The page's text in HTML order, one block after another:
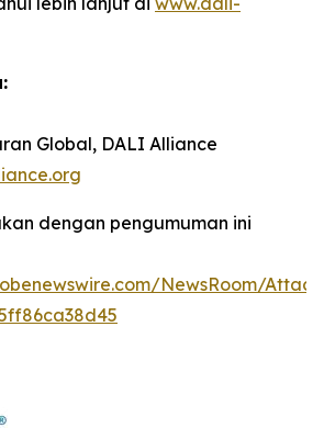
Global, DALI Alliance
dengan pengumuman ini
NewsRoom/